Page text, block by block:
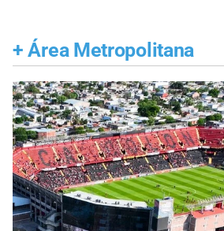
+ Área Metropolitana